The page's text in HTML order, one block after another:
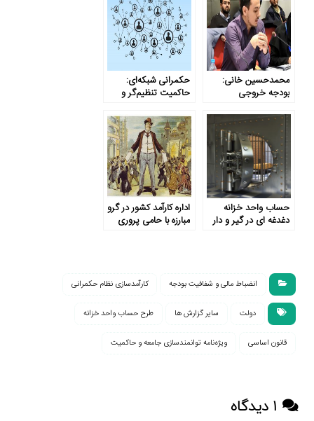
محمدحسین خانی:
بودجه خروجی
است
حکمرانی شبکه‌ای:
حاکمیت تنظیم‌گر و
حساب واحد خزانه
دغدغه ­ای در گیر و دار
اداره کارآمد کشور در گرو
مبارزه با حامی پروری
انضباط مالى و شفافيت بودجه کارآمدسازی نظام حکمرانی
دولت سایر گزارش ها طرح حساب واحد خزانه
قانون اساسی ویژه‌نامه توانمندسازی جامعه و حاکمیت
۱ دیدگاه